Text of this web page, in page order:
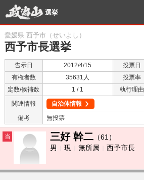
選挙
愛媛県 西予市（せいよし）
西予市長選挙
告示日 2012/4/15 投票日
有権者数
35631人 投票率
定数/候補数
1 / 1 執行理由
関連情報
自治体情報
備考
無投票
当 三好 幹二 （61）
男
現 無所属 西予市長